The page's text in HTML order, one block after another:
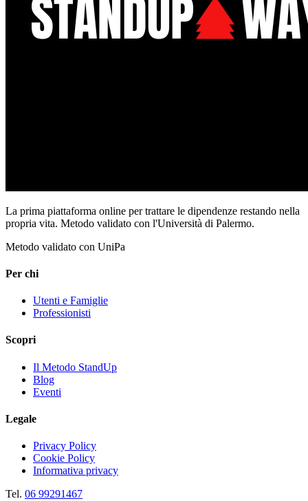
La prima piattaforma online per trattare le dipendenze restando nella
propria vita. Metodo validato con l'Università di Palermo.
Metodo validato con UniPa
Per chi
Utenti e Famiglie
Professionisti
Scopri
Il Metodo StandUp
Blog
Eventi
Legale
Privacy Policy
Cookie Policy
Informativa privacy
Tel. 06 99291467